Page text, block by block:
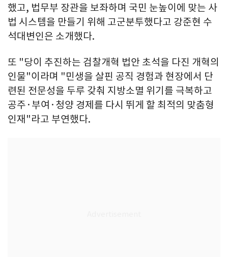
했고, 법무부 장관을 보좌하며 국민 눈높이에 맞는 사
법 시스템을 만들기 위해 고군분투했다고 강준현 수
석대변인은 소개했다.
또 "당이 추진하는 검찰개혁 법안 초석을 다진 개혁의
인물"이라며 "민생을 살핀 공직 경험과 현장에서 단
련된 전문성을 두루 갖춰 지방소멸 위기를 극복하고
공주·부여·청양 경제를 다시 뛰게 할 최적의 맞춤형
인재"라고 부연했다.